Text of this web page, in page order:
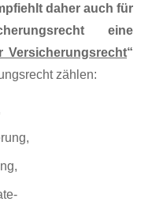
daher auch für
eine
Versicherungsrecht“
zählen: